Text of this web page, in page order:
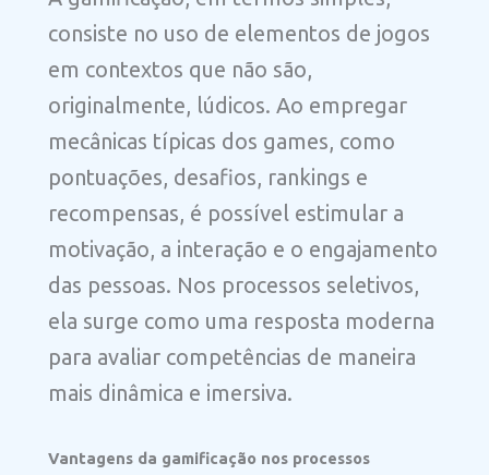
consiste no uso de elementos de jogos
em contextos que não são,
originalmente, lúdicos. Ao empregar
mecânicas típicas dos games, como
pontuações, desafios, rankings e
recompensas, é possível estimular a
motivação, a interação e o engajamento
das pessoas. Nos processos seletivos,
ela surge como uma resposta moderna
para avaliar competências de maneira
mais dinâmica e imersiva.
Vantagens da gamificação nos processos